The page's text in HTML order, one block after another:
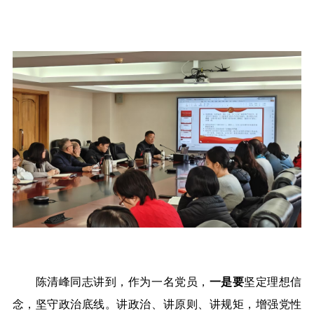
陈清峰同志讲到，作为一名党员， 一是要坚定理想信
念，坚守政治底线。讲政治、讲原则、讲规矩，增强党性